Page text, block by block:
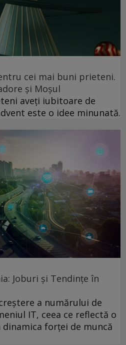
cei mai buni prieteni.
și Moșul
aveți iubitoare de
este o idee minunată.
Joburi și Tendințe în
a numărului de
IT, ceea ce reflectă o
forței de muncă